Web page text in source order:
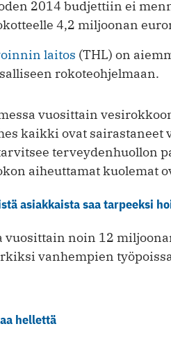
2014 budjettiin ei
4,2 miljoonan
laitos (THL) on
rokoteohjelmaan.
vuosittain
kaikki ovat sairastaneet
terveydenhuollon
aiheuttamat kuolemat
asiakkaista saa tarpeeksi
noin 12
vanhempien
hellettä